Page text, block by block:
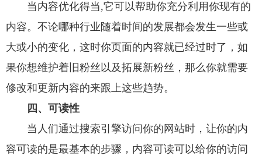
当内容优化得当,它可以帮助你充分利用你现有的
内容。不论哪种行业随着时间的发展都会发生一些或
大或小的变化，这时你页面的内容就已经过时了，如
果你想维护着旧粉丝以及拓展新粉丝，那么你就需要
修改和更新内容的来跟上这些趋势。
四、可读性
当人们通过搜索引擎访问你的网站时，让你的内
容可读的是最基本的步骤，内容可读可以给你的访问